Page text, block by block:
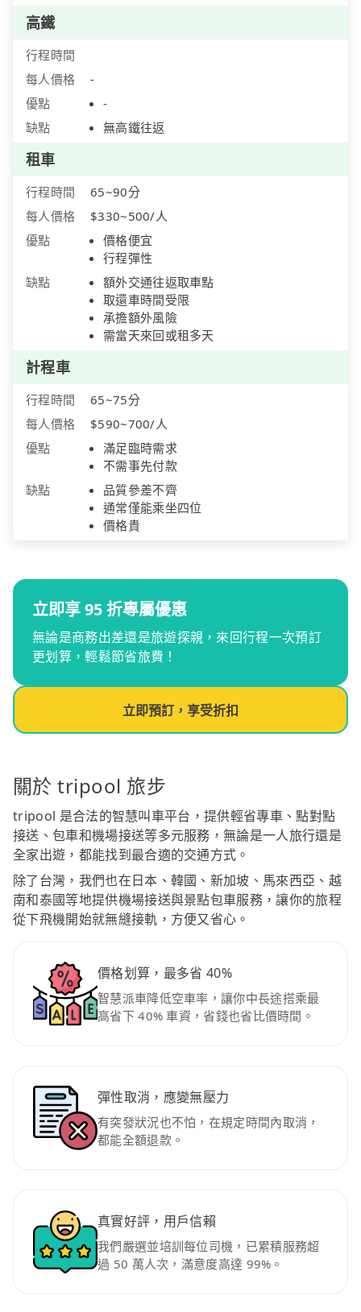
高鐵
行程時間
每人價格
-
優點
-
缺點
無高鐵往返
租車
行程時間
65~90分
每人價格
$330~500/人
優點
價格便宜
行程彈性
缺點
額外交通往返取車點
取還車時間受限
承擔額外風險
需當天來回或租多天
計程車
行程時間
65~75分
每人價格
$590~700/人
優點
滿足臨時需求
不需事先付款
缺點
品質參差不齊
通常僅能乘坐四位
價格貴
立即享 95 折專屬優惠
無論是商務出差還是旅遊探親，來回行程一次預訂
更划算，輕鬆節省旅費！
立即預訂，享受折扣
關於 tripool 旅步
tripool 是合法的智慧叫車平台，提供輕省專車、點對點
接送、包車和機場接送等多元服務，無論是一人旅行還是
全家出遊，都能找到最合適的交通方式。
除了台灣，我們也在日本、韓國、新加坡、馬來西亞、越
南和泰國等地提供機場接送與景點包車服務，讓你的旅程
從下飛機開始就無縫接軌，方便又省心。
價格划算，最多省 40%
智慧派車降低空車率，讓你中長途搭乘最
高省下 40% 車資，省錢也省比價時間。
彈性取消，應變無壓力
有突發狀況也不怕，在規定時間內取消，
都能全額退款。
真實好評，用戶信賴
我們嚴選並培訓每位司機，已累積服務超
過 50 萬人次，滿意度高達 99%。